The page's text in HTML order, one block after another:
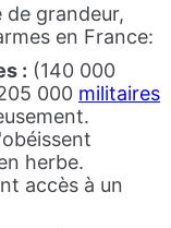
grandeur,
en France:
: (140 000
000 militaires
herbe.
accès à un